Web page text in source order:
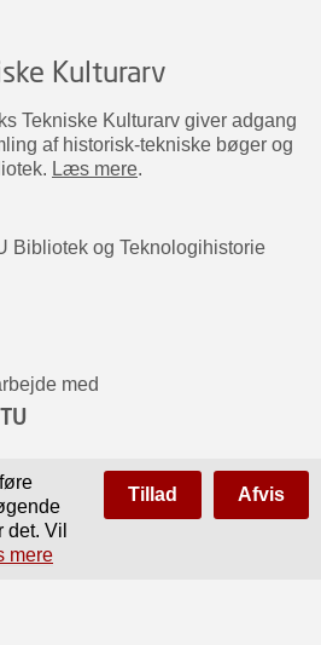
Kulturarv
Tekniske Kulturarv giver adgang
af historisk-tekniske bøger og
Læs mere.
Bibliotek og Teknologihistorie
med
Vil
mere
Tillad Afvis